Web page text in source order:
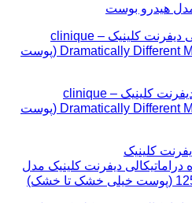
هیدرو بوست
ژل آبرسان دراماتیکالی دیفرنت کلینیک – clinique
Dramatically Different Moisturizing Gel 125 ml (پوست